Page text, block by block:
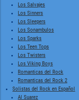
Los Salvajes
Los Sinners
Los Sleepers
Los Sonambulos
Los Sparks
Los Teen Tops
Los Twisters
Los Viking Boys
Romanticas del Rock
Romanticas del Rock 2
Solistas del Rock en Español
Al Suarez